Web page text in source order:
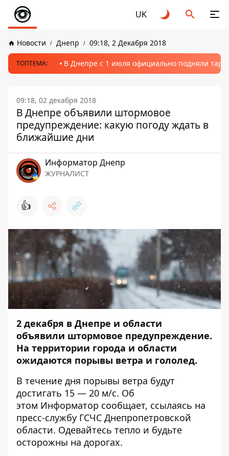
UK
Новости Днепр 09:18, 2 Декабря 2018
ТОПТЕМА: В Днепре с 1 июля официально подняли
09:18, 02 декабря 2018
В Днепре объявили штормовое
предупреждение: какую погоду ждать в
ближайшие дни
Информатор Днепр
ЖУРНАЛИСТ
👍
2 декабря в Днепре и области
объявили штормовое предупреждение.
На территории города и области
ожидаются порывы ветра и гололед.
В течение дня порывы ветра будут
достигать 15 — 20 м/с. Об
этом Информатор сообщает, ссылаясь на
пресс-службу ГСЧС Днепропетровской
области. Одевайтесь тепло и будьте
осторожны на дорогах.